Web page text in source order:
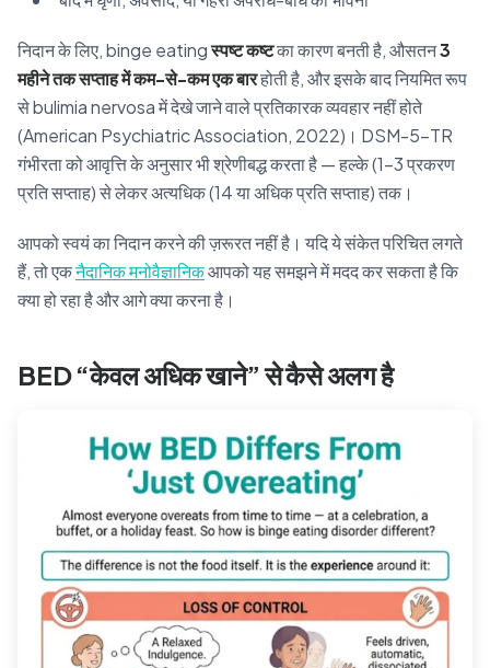
निदान के लिए, binge eatingस्पष्ट कष्टका कारण बनती है, औसतन3
महीने तक सप्ताह में कम-से-कम एक बारहोती है, और इसके बाद नियमित रूप
से bulimia nervosa में देखे जाने वाले प्रतिकारक व्यवहार नहीं होते
(American Psychiatric Association, 2022)। DSM-5-TR
गंभीरता को आवृत्ति के अनुसार भी श्रेणीबद्ध करता है — हल्के (1–3 प्रकरण
प्रति सप्ताह) से लेकर अत्यधिक (14 या अधिक प्रति सप्ताह) तक।
आपको स्वयं का निदान करने की ज़रूरत नहीं है। यदि ये संकेत परिचित लगते
हैं, तो एकनैदानिक मनोवैज्ञानिकआपको यह समझने में मदद कर सकता है कि
क्या हो रहा है और आगे क्या करना है।
BED “केवल अधिक खाने” से कैसे अलग है